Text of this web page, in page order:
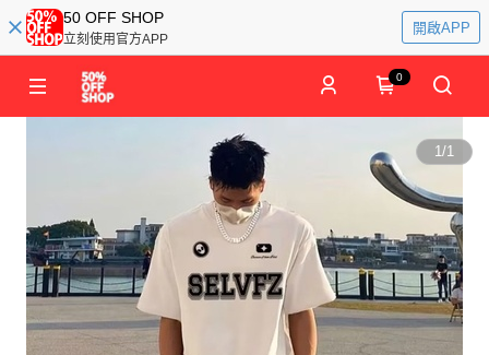
50 OFF SHOP
立刻使用官方APP
開啟APP
0
1/1